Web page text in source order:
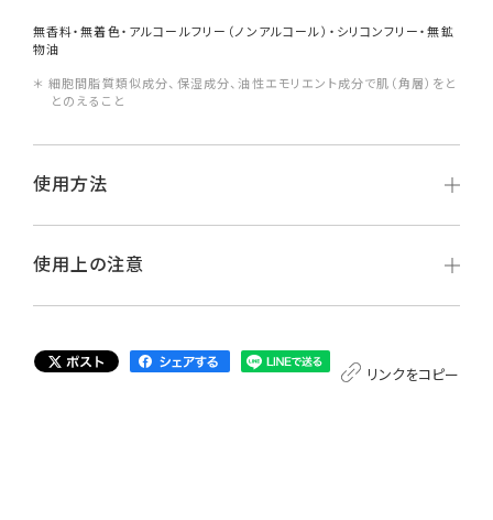
無香料・無着色・アルコールフリー（ノンアルコール）・シリコンフリー・無鉱
物油
＊ 細胞間脂質類似成分、保湿成分、油性エモリエント成分で肌（角層）をと
とのえること
使用方法
使用上の注意
リンクをコピー